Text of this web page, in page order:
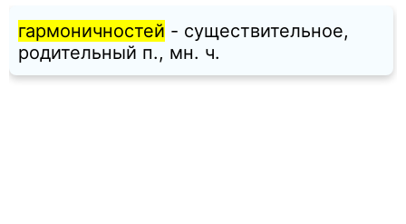
гармоничностей - существительное,
родительный п., мн. ч.